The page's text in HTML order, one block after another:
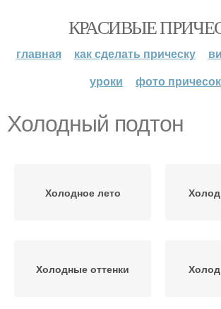
КРАСИВЫЕ
главная как сделать прическу
уроки
фото причесок
Холодный подтон
Холодное лето
Холодные оттенки